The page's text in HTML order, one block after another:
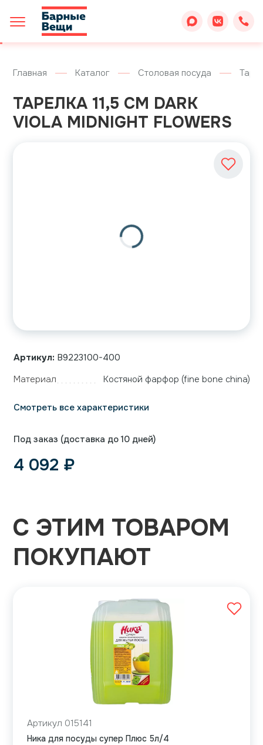
Главная Каталог Столовая посуда
ТАРЕЛКА 11,5 СМ DARK
VIOLA MIDNIGHT FLOWERS
Артикул: B9223100-400
Материал
Костяной фарфор (fine bone china)
Смотреть все характеристики
Под заказ (доставка до 10 дней)
4 092 ₽
С ЭТИМ ТОВАРОМ
ПОКУПАЮТ
Артикул 015141
Ника для посуды супер Плюс 5л/4